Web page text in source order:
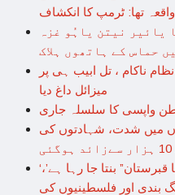
تھا: ٹرمپ کا انکشاف
یائیر نیتن یاہُو غزہ
حماس کے ہاتھوں ہلاک
ناکام ، تل ابیب ہی پر
میزائل داغ دیا
واپسی کا سلسلہ جاری
میں شدت، شہادتوں کی
‘کوئی محفوظ نہیں، غزہ “بچوں کا قبرستان” بنتا جا رہا ہے’،
بندی اور فلسطینیوں کی